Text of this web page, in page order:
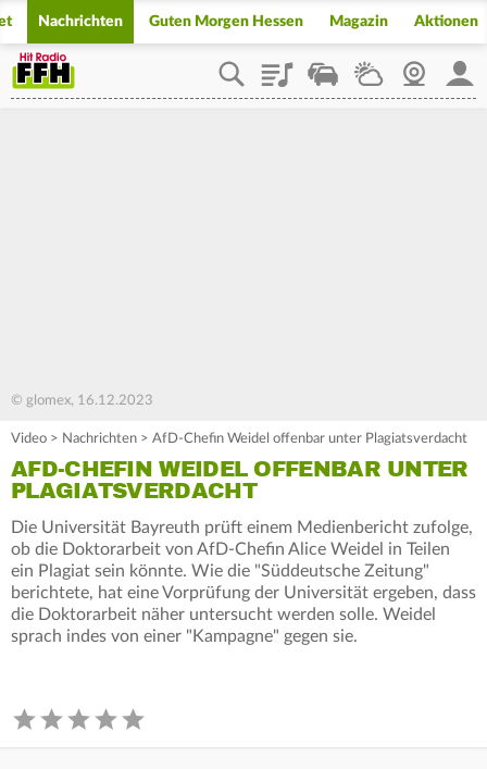
Nachrichten Guten Morgen Hessen Magazin Aktionen
PlaylistStaupilotWetterWebcam
© glomex, 16.12.2023
Video > Nachrichten > AfD-Chefin Weidel offenbar unter Plagiatsverdacht
AFD-CHEFIN WEIDEL OFFENBAR UNTER
PLAGIATSVERDACHT
Die Universität Bayreuth prüft einem Medienbericht zufolge,
ob die Doktorarbeit von AfD-Chefin Alice Weidel in Teilen
ein Plagiat sein könnte. Wie die "Süddeutsche Zeitung"
berichtete, hat eine Vorprüfung der Universität ergeben, dass
die Doktorarbeit näher untersucht werden solle. Weidel
sprach indes von einer "Kampagne" gegen sie.